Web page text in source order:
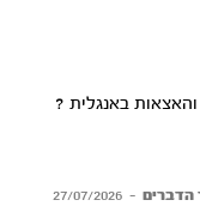
באנגלית ?
הדברים –
27/07/2026